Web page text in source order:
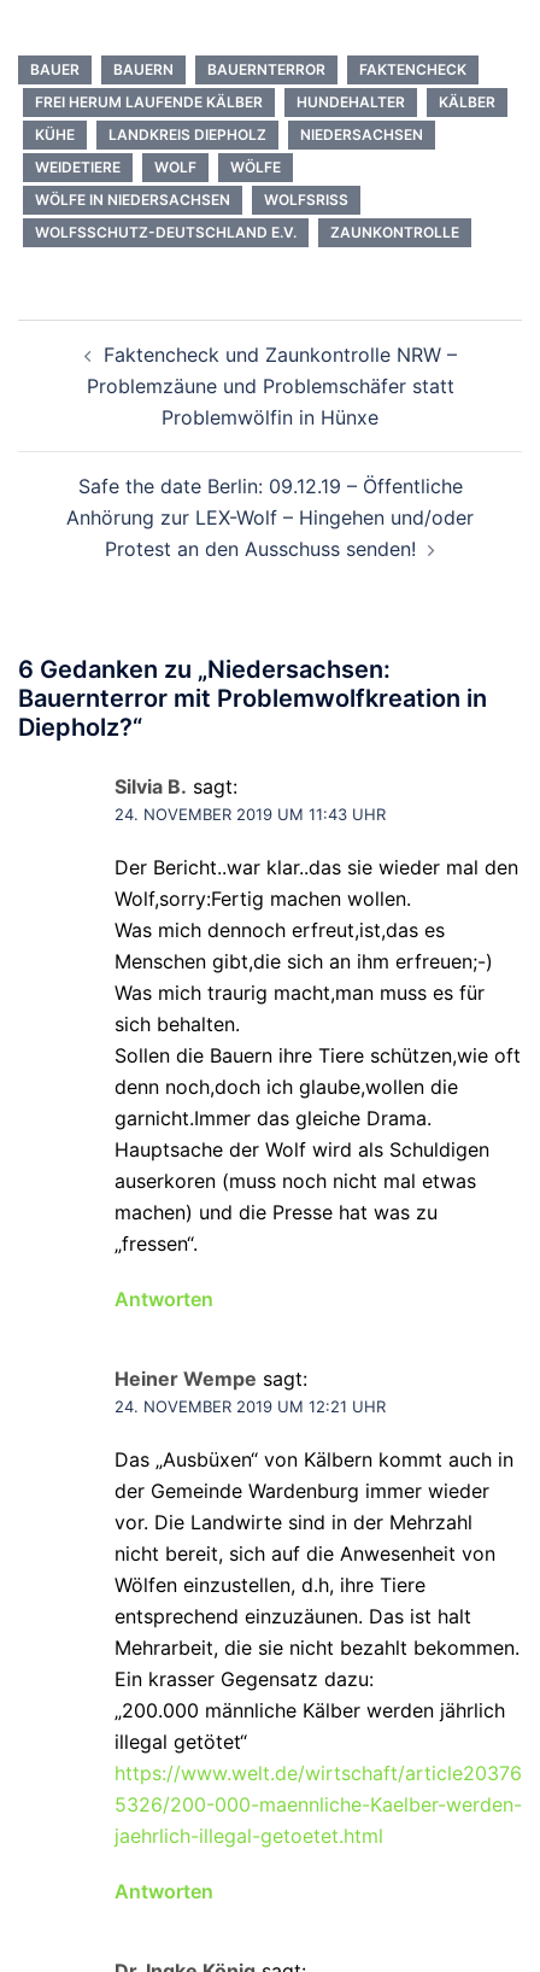
BAUER BAUERN BAUERNTERROR
FAKTENCHECK
FREI HERUM LAUFENDE KÄLBER
HUNDEHALTER
KÄLBER
KÜHE
LANDKREIS DIEPHOLZ
NIEDERSACHSEN
WEIDETIERE
WOLF
WÖLFE
WÖLFE IN NIEDERSACHSEN
WOLFSRISS
WOLFSSCHUTZ-DEUTSCHLAND E.V.
ZAUNKONTROLLE
Faktencheck und Zaunkontrolle NRW –
Problemzäune und Problemschäfer statt
Problemwölfin in Hünxe
Safe the date Berlin: 09.12.19 – Öffentliche
Anhörung zur LEX-Wolf – Hingehen und/oder
Protest an den Ausschuss senden!
6 Gedanken zu „Niedersachsen:
Bauernterror mit Problemwolfkreation in
Diepholz?“
Silvia B. sagt:
24. NOVEMBER 2019 UM 11:43 UHR
Der Bericht..war klar..das sie wieder mal den
Wolf,sorry:Fertig machen wollen.
Was mich dennoch erfreut,ist,das es
Menschen gibt,die sich an ihm erfreuen;-)
Was mich traurig macht,man muss es für
sich behalten.
Sollen die Bauern ihre Tiere schützen,wie oft
denn noch,doch ich glaube,wollen die
garnicht.Immer das gleiche Drama.
Hauptsache der Wolf wird als Schuldigen
auserkoren (muss noch nicht mal etwas
machen) und die Presse hat was zu
„fressen“.
Antworten
Heiner Wempe sagt:
24. NOVEMBER 2019 UM 12:21 UHR
Das „Ausbüxen“ von Kälbern kommt auch in
der Gemeinde Wardenburg immer wieder
vor. Die Landwirte sind in der Mehrzahl
nicht bereit, sich auf die Anwesenheit von
Wölfen einzustellen, d.h, ihre Tiere
entsprechend einzuzäunen. Das ist halt
Mehrarbeit, die sie nicht bezahlt bekommen.
Ein krasser Gegensatz dazu:
„200.000 männliche Kälber werden jährlich
illegal getötet“
https://www.welt.de/wirtschaft/article20376
5326/200-000-maennliche-Kaelber-werden-
jaehrlich-illegal-getoetet.html
Antworten